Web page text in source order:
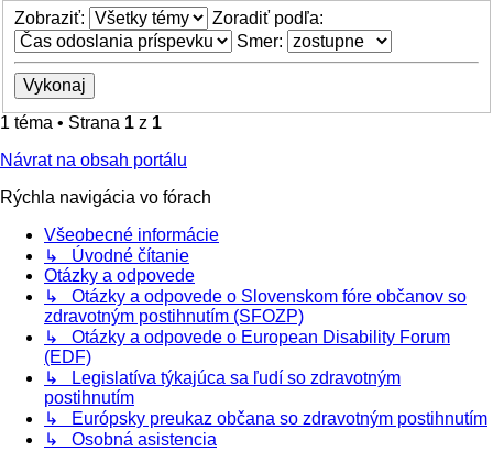
Zobraziť:
Zoradiť podľa:
Smer:
1 téma • Strana 1 z 1
Návrat na obsah portálu
Rýchla navigácia vo fórach
Všeobecné informácie
↳ Úvodné čítanie
Otázky a odpovede
↳ Otázky a odpovede o Slovenskom fóre občanov so
zdravotným postihnutím (SFOZP)
↳ Otázky a odpovede o European Disability Forum
(EDF)
↳ Legislatíva týkajúca sa ľudí so zdravotným
postihnutím
↳ Európsky preukaz občana so zdravotným postihnutím
↳ Osobná asistencia